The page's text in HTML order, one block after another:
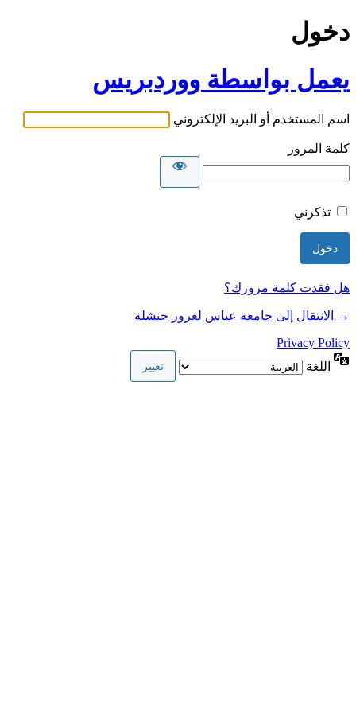
دخول
يعمل بواسطة ووردبريس
اسم المستخدم أو البريد الإلكتروني
كلمة المرور
تذكرني
هل فقدت كلمة مرورك؟
→ الانتقال إلى جامعة عباس لغرور خنشلة
Privacy Policy
اللغة